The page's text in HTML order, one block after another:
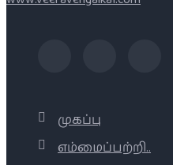
முகப்பு
எம்மைப்பற்றி..